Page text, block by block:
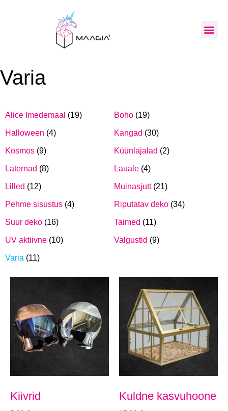
Varia
Alice Imedemaal (19) Boho (19)
Halloween (4) Kangad (30)
Kosmos (9) Küünlajalad (2)
Laternad (8) Lauale (4)
Lilled (12) Muinasjutt (21)
Pehme sisustus (4) Riputatav deko (34)
Suur deko (16) Taimed (11)
UV aktiivne (10) Valgustid (9)
Varia (11)
Kiivrid Kuldne kasvuhoone